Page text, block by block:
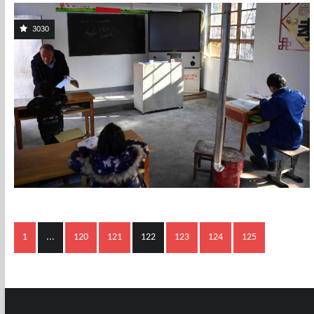
3030
1 ... 120 121 122 123 124 125